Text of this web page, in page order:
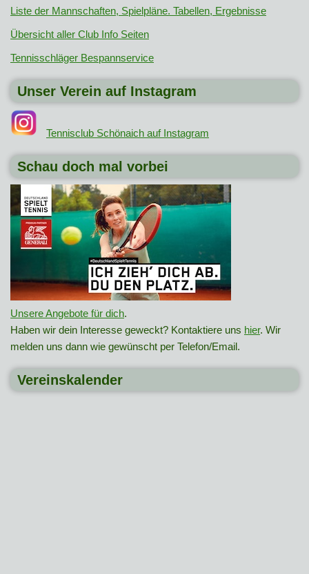
Liste der Mannschaften, Spielpläne. Tabellen, Ergebnisse
Übersicht aller Club Info Seiten
Tennisschläger Bespannservice
Unser Verein auf Instagram
Tennisclub Schönaich auf Instagram
Schau doch mal vorbei
Unsere Angebote für dich.
Haben wir dein Interesse geweckt? Kontaktiere uns hier. Wir
melden uns dann wie gewünscht per Telefon/Email.
Vereinskalender